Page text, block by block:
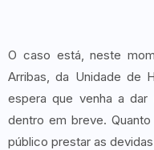
O caso está, neste
Arribas, da Unidade de
espera que venha a dar
dentro em breve.
público prestar as